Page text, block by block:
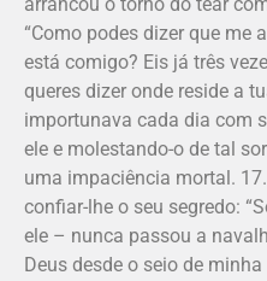
arrancou o torno do tear
“Como podes dizer que me
está comigo? Eis já três
queres dizer onde reside a
importunava cada dia com
ele e molestando-o de tal
uma impaciência mortal.
confiar-lhe o seu segredo:
ele – nunca passou a
Deus desde o seio de